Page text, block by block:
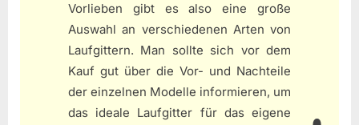
Vorlieben gibt es also eine große
Auswahl an verschiedenen Arten von
Laufgittern. Man sollte sich vor dem
Kauf gut über die Vor- und Nachteile
der einzelnen Modelle informieren, um
das ideale Laufgitter für das eigene